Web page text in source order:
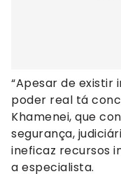
“Apesar de existir
poder real tá
Khamenei, que
segurança,
ineficaz recursos
a especialista.